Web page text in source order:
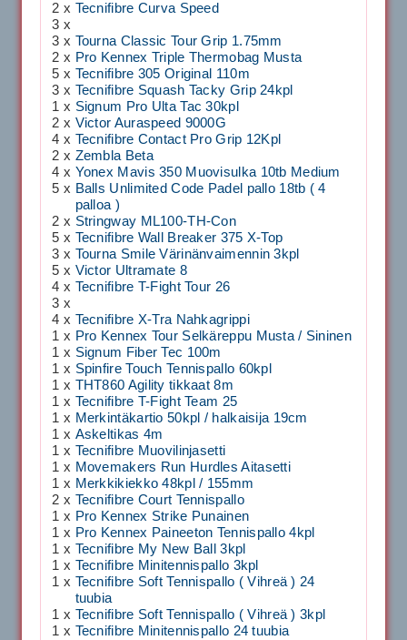
2 x Tecnifibre Curva Speed
3 x
3 x Tourna Classic Tour Grip 1.75mm
2 x Pro Kennex Triple Thermobag Musta
5 x Tecnifibre 305 Original 110m
3 x Tecnifibre Squash Tacky Grip 24kpl
1 x Signum Pro Ulta Tac 30kpl
2 x Victor Auraspeed 9000G
4 x Tecnifibre Contact Pro Grip 12Kpl
2 x Zembla Beta
4 x Yonex Mavis 350 Muovisulka 10tb Medium
5 x Balls Unlimited Code Padel pallo 18tb ( 4
palloa )
2 x Stringway ML100-TH-Con
5 x Tecnifibre Wall Breaker 375 X-Top
3 x Tourna Smile Värinänvaimennin 3kpl
5 x Victor Ultramate 8
4 x Tecnifibre T-Fight Tour 26
3 x
4 x Tecnifibre X-Tra Nahkagrippi
1 x Pro Kennex Tour Selkäreppu Musta / Sininen
1 x Signum Fiber Tec 100m
1 x Spinfire Touch Tennispallo 60kpl
1 x THT860 Agility tikkaat 8m
1 x Tecnifibre T-Fight Team 25
1 x Merkintäkartio 50kpl / halkaisija 19cm
1 x Askeltikas 4m
1 x Tecnifibre Muovilinjasetti
1 x Movemakers Run Hurdles Aitasetti
1 x Merkkikiekko 48kpl / 155mm
2 x Tecnifibre Court Tennispallo
1 x Pro Kennex Strike Punainen
1 x Pro Kennex Paineeton Tennispallo 4kpl
1 x Tecnifibre My New Ball 3kpl
1 x Tecnifibre Minitennispallo 3kpl
1 x Tecnifibre Soft Tennispallo ( Vihreä ) 24
tuubia
1 x Tecnifibre Soft Tennispallo ( Vihreä ) 3kpl
1 x Tecnifibre Minitennispallo 24 tuubia